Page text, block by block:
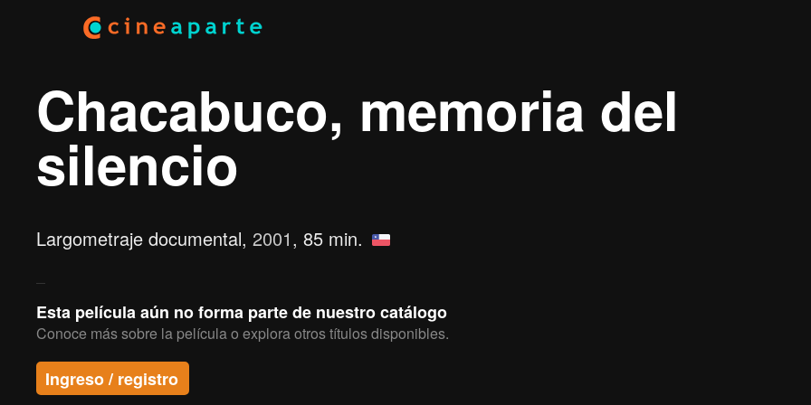
Chacabuco, memoria del
silencio
Largometraje documental, 2001, 85 min.
Esta película aún no forma parte de nuestro catálogo
Conoce más sobre la película o explora otros títulos disponibles.
Ingreso / registro